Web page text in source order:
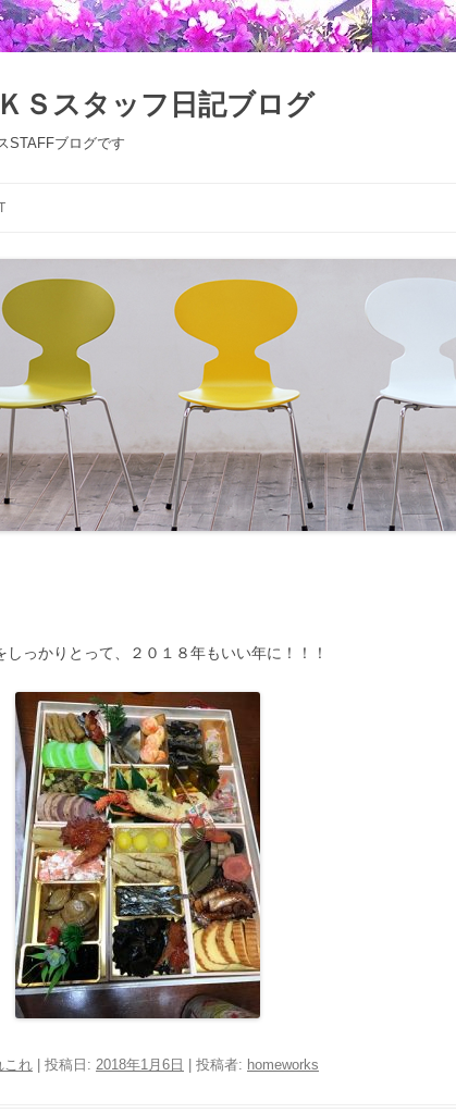
Ｓスタッフ日記ブログ
STAFFブログです
しっかりとって、２０１８年もいい年に！！！
これ | 投稿日: 2018年1月6日 投稿者: homeworks